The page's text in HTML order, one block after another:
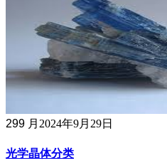
299 月 2024年9月29日
光学晶体分类